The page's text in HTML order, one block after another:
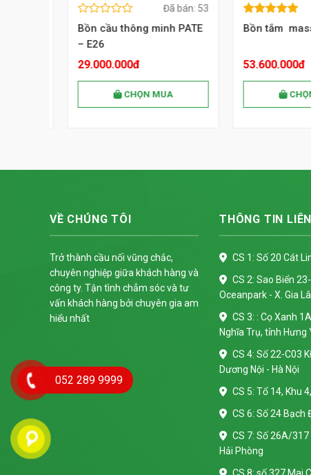
MUA NGAY
Đã bán: 53
Bồn cầu thông minh PATE
– E26
29.000.000đ
CHỌN MUA
out ofMUA
5.00out of
Bồn tắm
53.600.000đ
CHỌN
VỀ CHÚNG TÔI
Trở thành cầu nối vũng chắc,
chuyên nghiệp giữa khách hàng và
công ty. Tận tình chẳm sóc và tư
vấn khách hàng bởi chuyên gia am
hiểu nhất
THÔNG TIN
CS 1: Số 20 Cát
CS 2: Sao Biển
Oceanpark - X. Gia
CS 3: : Cọ Xanh
Nghĩa Trụ, tỉnh Hưng
CS 4: Số 22-C03
Dương Nội - Hà Nội
CS 5: Tổ 14, Khu
CS 6: Số 24 Bạch
CS 7: Số 26A/317
Hải Phòng
052 289 9999